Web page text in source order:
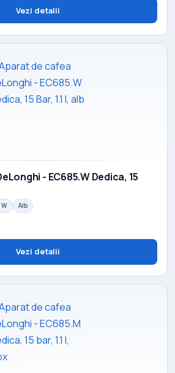
Vezi detalii
- EC685.W Dedica, 15
W Alb
Vezi detalii